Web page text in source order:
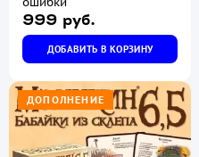
999 руб.
ДОБАВИТЬ В КОРЗИНУ
ДОПОЛНЕНИЕ